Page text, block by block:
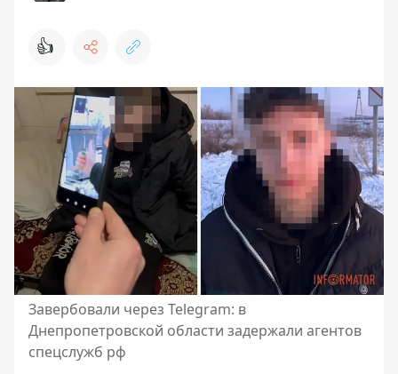
👍
Завербовали через Telegram: в
Днепропетровской области задержали агентов
спецслужб рф